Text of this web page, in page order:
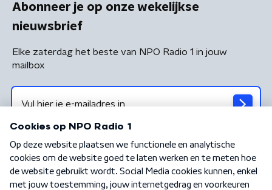
Abonneer je op onze wekelijkse
nieuwsbrief
Elke zaterdag het beste van NPO Radio 1 in jouw
mailbox
Algemene voorwaarden